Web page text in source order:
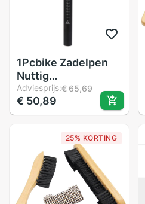
1Pcbike Zadelpen
Nuttig
Schokabsorptie
Fiets Zadelpen Voor
Vrouwen
Adviesprijs:€ 65,69
€ 50,89
25% KORTING